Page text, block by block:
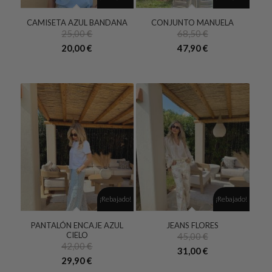
CAMISETA AZUL BANDANA
25,00€
era:
25,00 €.
20,00€
20,00 €.
CONJUNTO MANUELA
68,50€
era:
68,50 €.
47,90€
es:
47,90 €.
PANTALÓN ENCAJE AZUL
CIELO
42,00€
29,90€
¡Rebajado!
JEANS FLORES
45,00€
31,00€
¡Rebajado!